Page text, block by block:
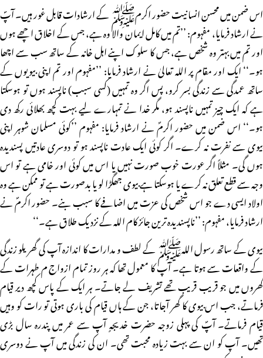
اس ضمن میں محسن انسانیت حضور اکرمﷺ کے ارشادات قابل غور ہیں۔ آپؐ
نے ارشاد فرمایا، مفہوم: ’’تم میں کامل ایمان والا وہ ہے، جس کے اخلاق اچھے ہوں
اور تم میں بہتر وہ شخص ہے، جس کا سلوک اپنے اہل خانہ کے ساتھ سب سے اچھا
ہو۔‘‘ ایک اور مقام پر اللہ تعالیٰ نے ارشاد فرمایا: ’’مفہوم اور تم اپنی بیویوں کے
ساتھ عمدگی سے زندگی بسر کرو، پس اگر وہ تمہیں (کسی سبب) ناپسند ہوں تو ہوسکتا
ہے کہ ایک چیز تمہیں ناپسند ہو، مگر خدا نے تمہارے لیے بہت کچھ بھلائی رکھ دی
ہو۔‘‘ اس ضمن میں حضور اکرمؐ نے ارشاد فرمایا: مفہوم ’’کوئی مسلمان شوہر اپنی
بیوی سے نفرت نہ کرے۔ اگر کوئی ایک عادت ناپسند ہو تو دوسری عادتیں پسندیدہ
ہوں گی۔ مثلاً اگر عورت خوب صورت نہیں یا اس میں کوئی اور خامی ہے تو اس
وجہ سے قطع تعلق نہ کرے یا ہوسکتا ہے بیوی جھگڑا لو یا بدصورت ہے تو ممکن ہے وہ
اولاد ایسی دے جو اس شخص کی عزت میں اضافے کا سبب بنے۔ حضور اکرمؐ نے
ارشاد فرمایا، مفہوم: ’’ناپسندیدہ ترین جائز کام اللہ کے نزدیک طلاق ہے۔‘‘
بیوی کے ساتھ رسول اللہﷺ کے لطف و مدارات کا اندازہ آپ کی گھریلو زندگی
کے واقعات سے ہوتا ہے۔ آپ کا معمول تھا کہ ہر روز تمام ازواج م طہرات کے
گھروں میں جو قریب قریب تھے تشریف لے جاتے۔ ہر ایک کے پاس کچھ دیر قیام
فرماتے، جب اس بیوی کا گھر آجاتا، جن کے ہاں قیام کی باری ہوتی تو رات کو وہیں
قیام فرماتے۔ آپؐ کی پہلی زوجہ حضرت خدیجہٍ آپ سے عمر میں پندرہ سال بڑی
تھیں۔ آپ کو ان سے بہت زیادہ محبت تھی۔ ان کی زندگی میں آپ نے دوسری